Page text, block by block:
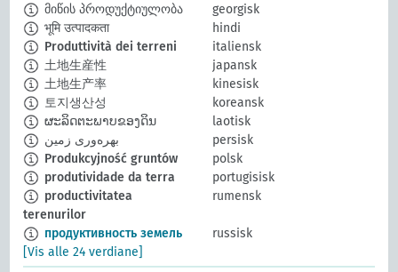
მიწის პროდუქტიულობა
georgisk
भूमि उत्पादकता
hindi
Produttività dei terreni
italiensk
土地生産性
japansk
土地生产率
kinesisk
토지생산성
koreansk
ຜະລິດຕະພາບຂອງດິນ
laotisk
بهره‌وری زمین
persisk
Produkcyjność gruntów
polsk
produtividade da terra
portugisisk
productivitatea
terenurilor
rumensk
продуктивность земель
russisk
[Vis alle 24 verdiane]